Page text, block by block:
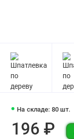
На складе: 80 шт.
196 ₽